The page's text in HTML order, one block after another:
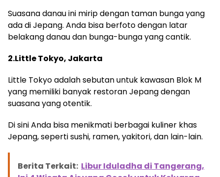
Suasana danau ini mirip dengan taman bunga yang
ada di Jepang. Anda bisa berfoto dengan latar
belakang danau dan bunga-bunga yang cantik.
2.Little Tokyo, Jakarta
Little Tokyo adalah sebutan untuk kawasan Blok M
yang memiliki banyak restoran Jepang dengan
suasana yang otentik.
Di sini Anda bisa menikmati berbagai kuliner khas
Jepang, seperti sushi, ramen, yakitori, dan lain-lain.
Berita Terkait: Libur Iduladha di Tangerang,